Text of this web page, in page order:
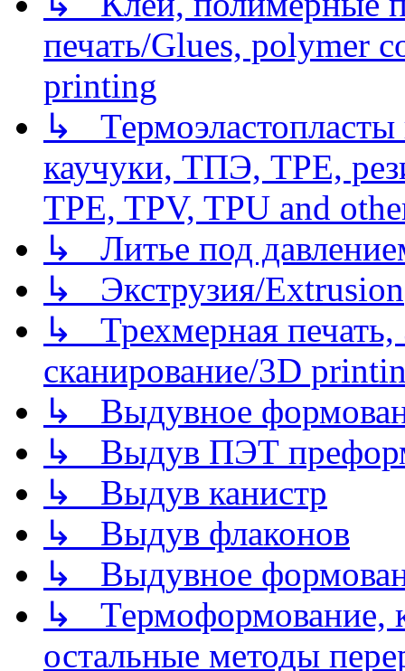
печать/Glues, polymer
printing
↳
каучуки, ТПЭ, TPE,
TPE, TPV, TPU and
↳ Литье под
↳ Экструзия/Extrusion
↳ Трехмерная
сканирование/3D
↳ Выдувное
↳ Выдув ПЭТ
↳ Выдув канистр
↳ Выдув флаконов
↳ Выдувное
↳ Термоформование,
остальные методы